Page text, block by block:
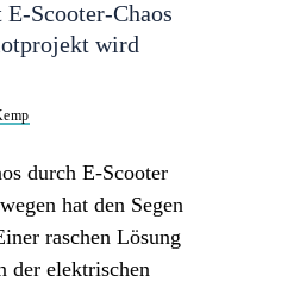
Scooter-Chaos
wird
durch E-Scooter
hat den Segen
raschen Lösung
der elektrischen